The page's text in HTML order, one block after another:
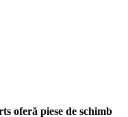
oferă piese de schimb